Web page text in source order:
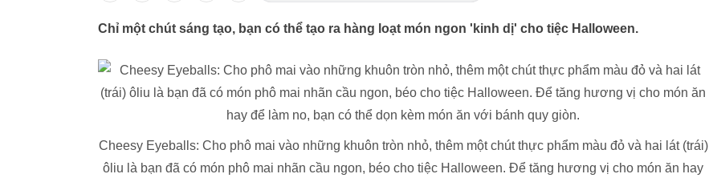
Chỉ một chút sáng tạo, bạn có thể tạo ra hàng loạt món ngon 'kinh dị' cho tiệc Halloween.
Cheesy Eyeballs: Cho phô mai vào những khuôn tròn nhỏ, thêm một chút thực phẩm màu đỏ và hai lát (trái)
ôliu là bạn đã có món phô mai nhãn cầu ngon, béo cho tiệc Halloween. Để tăng hương vị cho món ăn hay